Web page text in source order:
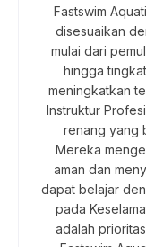
Fastswim
disesuaikan
mulai dari
hingga
meningkatkan
Instruktur
renang yang
Mereka
aman dan
dapat belajar
pada
adalah